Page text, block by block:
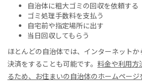
自治体に粗大ゴミの回収を依頼する
ゴミ処理手数料を支払う
自宅前や指定場所に出す
当日回収してもらう
ほとんどの自治体では、インターネット
決済をすることも可能です。 料金や利用方
るため、お住まいの自治体のホームページ